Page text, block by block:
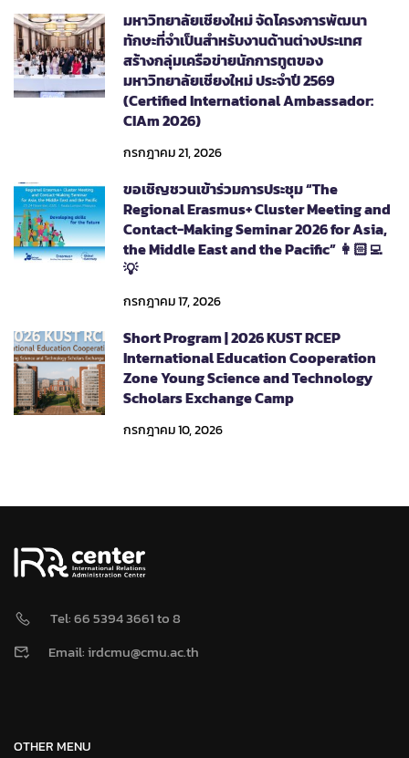
มหาวิทยาลัยเชียงใหม่ จัดโครงการพัฒนา
ทักษะที่จำเป็นสำหรับงานด้านต่างประเทศ
สร้างกลุ่มเครือข่ายนักการทูตของ
มหาวิทยาลัยเชียงใหม่ ประจำปี 2569
(Certified International Ambassador:
CIAm 2026)
กรกฎาคม 21, 2026
ขอเชิญชวนเข้าร่วมการประชุม “The
Regional Erasmus+ Cluster Meeting and
Contact-Making Seminar 2026 for Asia,
the Middle East and the Pacific” 👩🏻‍💻
💡
กรกฎาคม 17, 2026
Short Program | 2026 KUST RCEP
International Education Cooperation
Zone Young Science and Technology
Scholars Exchange Camp
กรกฎาคม 10, 2026
Tel: 66 5394 3661 to 8
Email: irdcmu@cmu.ac.th
OTHER MENU